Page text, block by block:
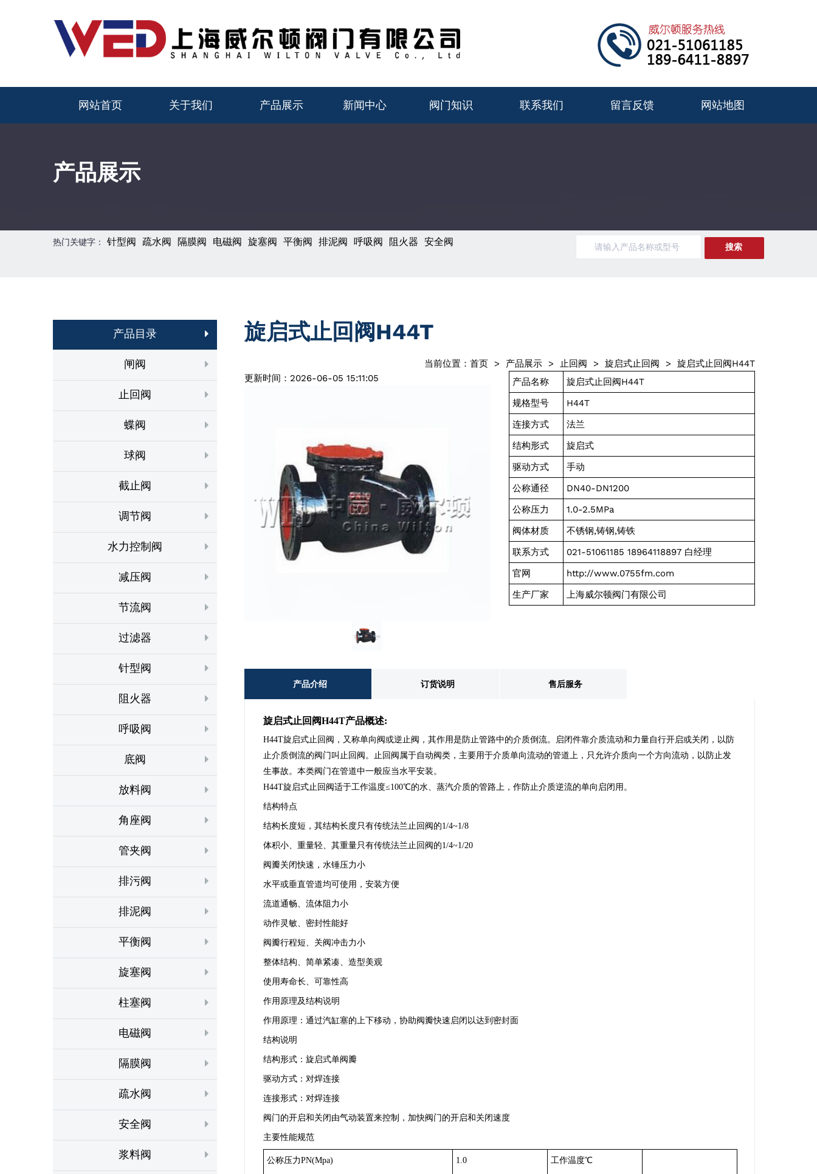
网站首页 关于我们 产品展示 新闻中心 阀门知识 联系我们 留言反馈 网站地图
产品展示
热门关键字： 针型阀 疏水阀 隔膜阀 电磁阀 旋塞阀 平衡阀 排泥阀 呼吸阀 阻火器 安全阀 搜索
产品目录
闸阀
止回阀
蝶阀
球阀
截止阀
调节阀
水力控制阀
减压阀
节流阀
过滤器
针型阀
阻火器
呼吸阀
底阀
放料阀
角座阀
管夹阀
排污阀
排泥阀
平衡阀
旋塞阀
柱塞阀
电磁阀
隔膜阀
疏水阀
安全阀
浆料阀
旋启式止回阀H44T
当前位置： 首页 > 产品展示 > 止回阀 > 旋启式止回阀 > 旋启式止回阀H44T
更新时间：2026-06-05 15:11:05
产品名称
旋启式止回阀H44T
规格型号
H44T
连接方式
法兰
结构形式
旋启式
驱动方式
手动
公称通径
DN40-DN1200
公称压力
1.0-2.5MPa
阀体材质
不锈钢,铸钢,铸铁
联系方式
021-51061185 18964118897 白经理
官网
http://www.0755fm.com
生产厂家
上海威尔顿阀门有限公司
产品介绍 订货说明 售后服务
旋启式止回阀H44T产品概述:
H44T旋启式止回阀，又称单向阀或逆止阀，其作用是防止管路中的介质倒流。启闭件靠介质流动和力量自行开启或关闭，以防
止介质倒流的阀门叫止回阀。止回阀属于自动阀类，主要用于介质单向流动的管道上，只允许介质向一个方向流动，以防止发
生事故。本类阀门在管道中一般应当水平安装。
H44T旋启式止回阀适于工作温度≤100℃的水、蒸汽介质的管路上，作防止介质逆流的单向启闭用。
结构特点
结构长度短，其结构长度只有传统法兰止回阀的1/4~1/8
体积小、重量轻、其重量只有传统法兰止回阀的1/4~1/20
阀瓣关闭快速，水锤压力小
水平或垂直管道均可使用，安装方便
流道通畅、流体阻力小
动作灵敏、密封性能好
阀瓣行程短、关阀冲击力小
整体结构、简单紧凑、造型美观
使用寿命长、可靠性高
作用原理及结构说明
作用原理：通过汽缸塞的上下移动，协助阀瓣快速启闭以达到密封面
结构说明
结构形式：旋启式单阀瓣
驱动方式：对焊连接
连接形式：对焊连接
阀门的开启和关闭由气动装置来控制，加快阀门的开启和关闭速度
主要性能规范
公称压力PN(Mpa) 1.0 工作温度℃